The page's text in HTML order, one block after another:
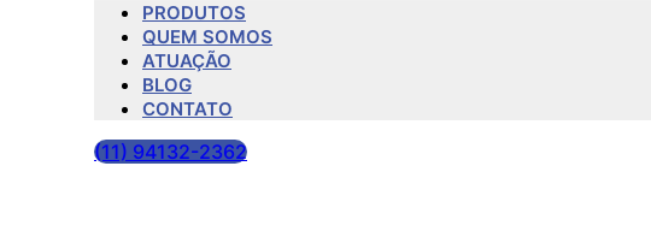
PRODUTOS
QUEM SOMOS
ATUAÇÃO
BLOG
CONTATO
(11) 94132-2362